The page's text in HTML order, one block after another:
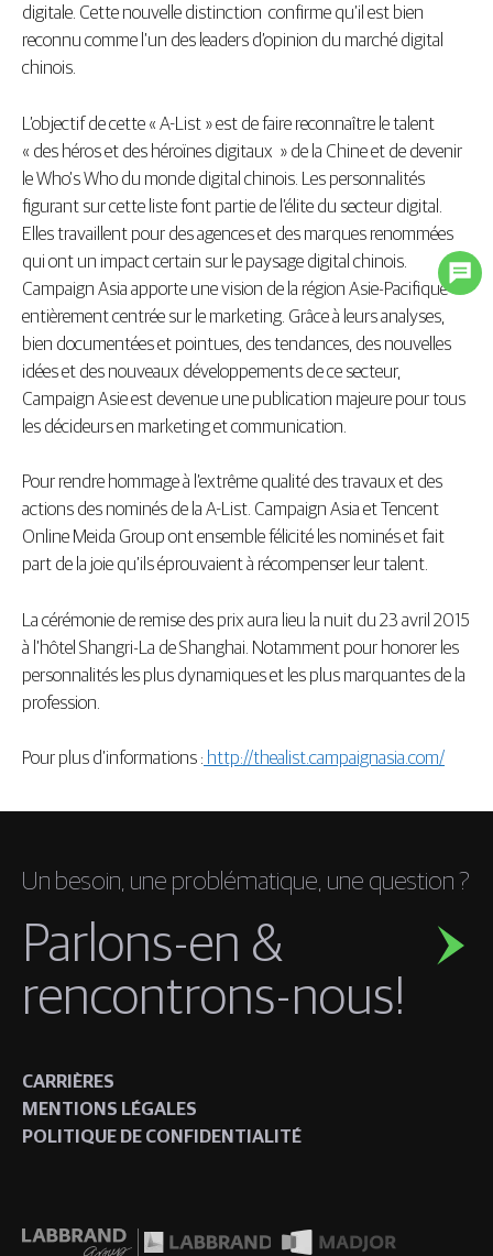
digitale. Cette nouvelle distinction confirme qu’il est bien
reconnu comme l’un des leaders d’opinion du marché digital
chinois.
L’objectif de cette « A-List » est de faire reconnaître le talent
« des héros et des héroïnes digitaux » de la Chine et de devenir
le Who’s Who du monde digital chinois. Les personnalités
figurant sur cette liste font partie de l’élite du secteur digital.
Elles travaillent pour des agences et des marques renommées
qui ont un impact certain sur le paysage digital chinois.
Campaign Asia apporte une vision de la région Asie-Pacifique
entièrement centrée sur le marketing. Grâce à leurs analyses,
bien documentées et pointues, des tendances, des nouvelles
idées et des nouveaux développements de ce secteur,
Campaign Asie est devenue une publication majeure pour tous
les décideurs en marketing et communication.
Pour rendre hommage à l’extrême qualité des travaux et des
actions des nominés de la A-List. Campaign Asia et Tencent
Online Meida Group ont ensemble félicité les nominés et fait
part de la joie qu’ils éprouvaient à récompenser leur talent.
La cérémonie de remise des prix aura lieu la nuit du 23 avril 2015
à l’hôtel Shangri-La de Shanghai. Notamment pour honorer les
personnalités les plus dynamiques et les plus marquantes de la
profession.
Pour plus d’informations : http://thealist.campaignasia.com/
Un besoin, une problématique, une question ?
Parlons-en &
rencontrons-nous!
CARRIÈRES
MENTIONS LÉGALES
POLITIQUE DE CONFIDENTIALITÉ